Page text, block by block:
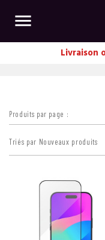

Livraison
Produits par page :
Triés par Nouveaux produits